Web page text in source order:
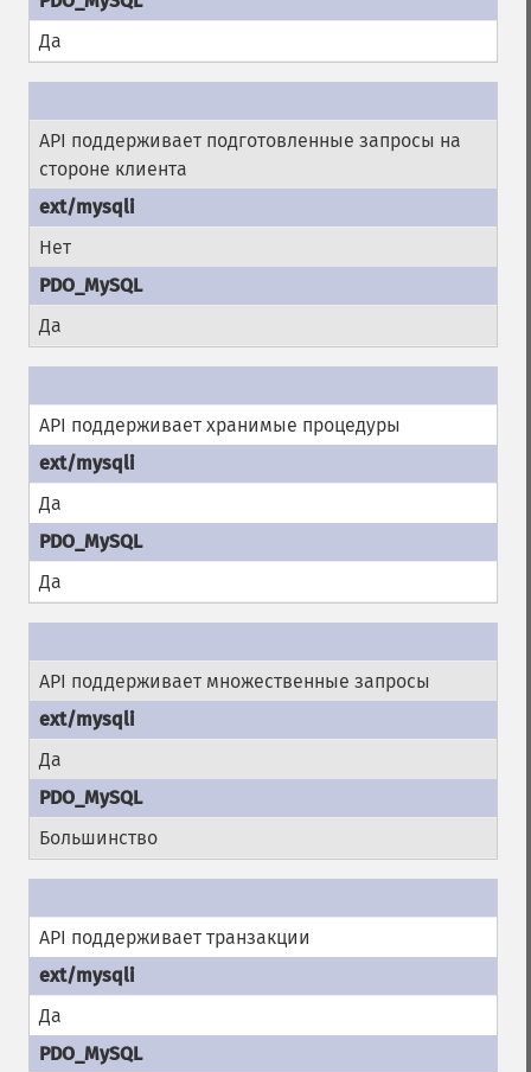
Да
API поддерживает подготовленные запросы на
стороне клиента
Нет
Да
API поддерживает хранимые процедуры
Да
Да
API поддерживает множественные запросы
Да
Большинство
API поддерживает транзакции
Да